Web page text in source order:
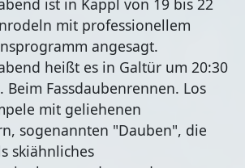
ist in Kappl von 19 bis 22
mit professionellem
angesagt.
heißt es in Galtür um 20:30
Beim Fassdaubenrennen. Los
mit geliehenen
sogenannten "Dauben", die
skiähnliches